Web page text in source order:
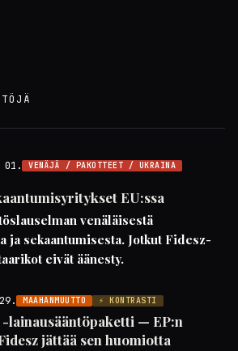
01.
VENÄJÄ / PAKOTTEET / UKRAINA
EU:ssa
venäläisestä
ja sekaantumisesta. Jotkut Fidesz-
eivät äänesty.
MAAHANMUUTTO ⚡ KONTRASTI
-lainausääntöpaketti — EP:n
jättää sen huomiotta